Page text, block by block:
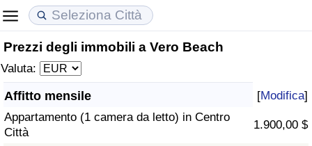
Prezzi degli immobili a Vero Beach
Valuta:
Affitto mensile [Modifica]
Appartamento (1 camera da letto) in Centro
Città
1.900,00 $
Costo della vita
Indice Del Costo Della Vita (corrente)
Indice Del Costo Della Vita
Prezzi degli immobili
Indice del Prezzo delle Case (Corrente)
Indice del Prezzo delle Case
Qualità della Vita
Indice della Qualità della Vita
Indice della Qualità della Vita (Corrente)